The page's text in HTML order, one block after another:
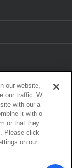
our website,
our traffic. W
with our a
it with o
or that they
Please click
on our